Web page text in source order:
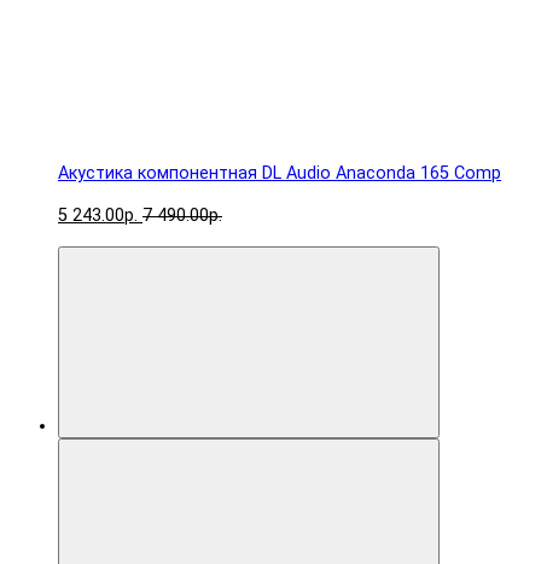
Акустика компонентная DL Audio Anaconda 165 Comp
5 243.00р. 7 490.00р.